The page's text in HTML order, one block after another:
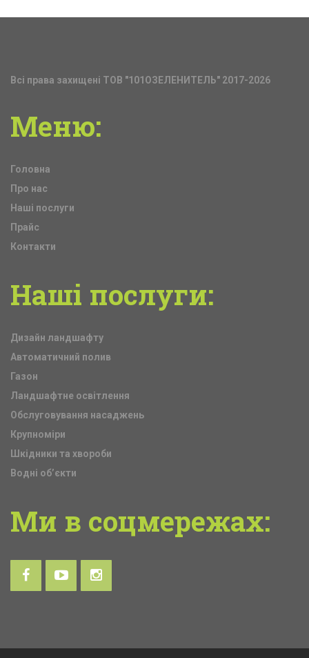
Всі права захищені ТОВ "101ОЗЕЛЕНИТЕЛЬ" 2017-2026
Меню:
Головна
Про нас
Наші послуги
Прайс
Контакти
Наші послуги:
Дизайн ландшафту
Автоматичний полив
Газон
Ландшафтне освітлення
Обслуговування насаджень
Крупноміри
Шкідники та хвороби
Водні об’єкти
Ми в соцмережах: